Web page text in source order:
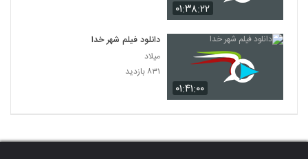
۰۱:۳۸:۲۲
۰۱:۴۱:۰۰
دانلود فیلم شهر خدا
میلاد
۸۳۱ بازدید